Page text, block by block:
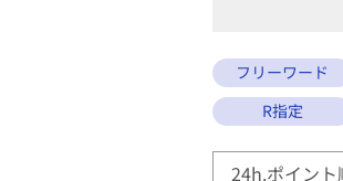
フリーワード
R指定